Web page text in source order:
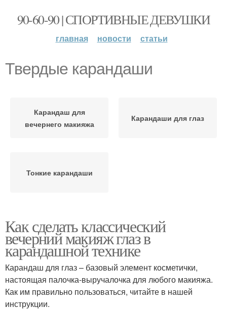
90-60-90 | СПОРТИВНЫЕ ДЕВУШКИ
главная новости статьи
Твердые карандаши
Карандаш для
вечернего макияжа
Карандаши для глаз
Тонкие карандаши
Как сделать классический
вечерний макияж глаз в
карандашной технике
Карандаш для глаз – базовый элемент косметички,
настоящая палочка-выручалочка для любого макияжа.
Как им правильно пользоваться, читайте в нашей
инструкции.